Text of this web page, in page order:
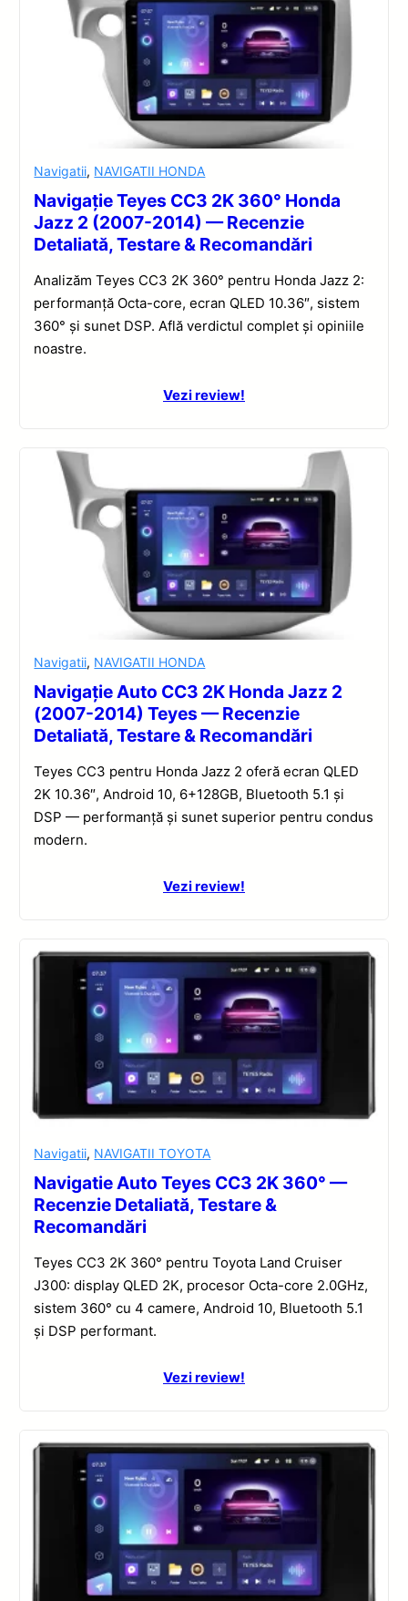
Navigatii, NAVIGATII HONDA
Navigație Teyes CC3 2K 360° Honda
Jazz 2 (2007-2014) — Recenzie
Detaliată, Testare & Recomandări
Analizăm Teyes CC3 2K 360° pentru Honda Jazz 2:
performanță Octa-core, ecran QLED 10.36″, sistem
360° și sunet DSP. Află verdictul complet și opiniile
noastre.
Vezi review!
Navigatii, NAVIGATII HONDA
Navigație Auto CC3 2K Honda Jazz 2
(2007-2014) Teyes — Recenzie
Detaliată, Testare & Recomandări
Teyes CC3 pentru Honda Jazz 2 oferă ecran QLED
2K 10.36″, Android 10, 6+128GB, Bluetooth 5.1 și
DSP — performanță și sunet superior pentru condus
modern.
Vezi review!
Navigatii, NAVIGATII TOYOTA
Navigatie Auto Teyes CC3 2K 360° —
Recenzie Detaliată, Testare &
Recomandări
Teyes CC3 2K 360° pentru Toyota Land Cruiser
J300: display QLED 2K, procesor Octa-core 2.0GHz,
sistem 360° cu 4 camere, Android 10, Bluetooth 5.1
și DSP performant.
Vezi review!